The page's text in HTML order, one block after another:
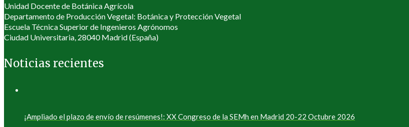
Unidad Docente de Botánica Agrícola
Departamento de Producción Vegetal: Botánica y Protección Vegetal
Escuela Técnica Superior de Ingenieros Agrónomos
Ciudad Universitaria, 28040 Madrid (España)
Noticias recientes
¡Ampliado el plazo de envío de resúmenes!: XX Congreso de la SEMh en Madrid 20-22 Octubre 2026